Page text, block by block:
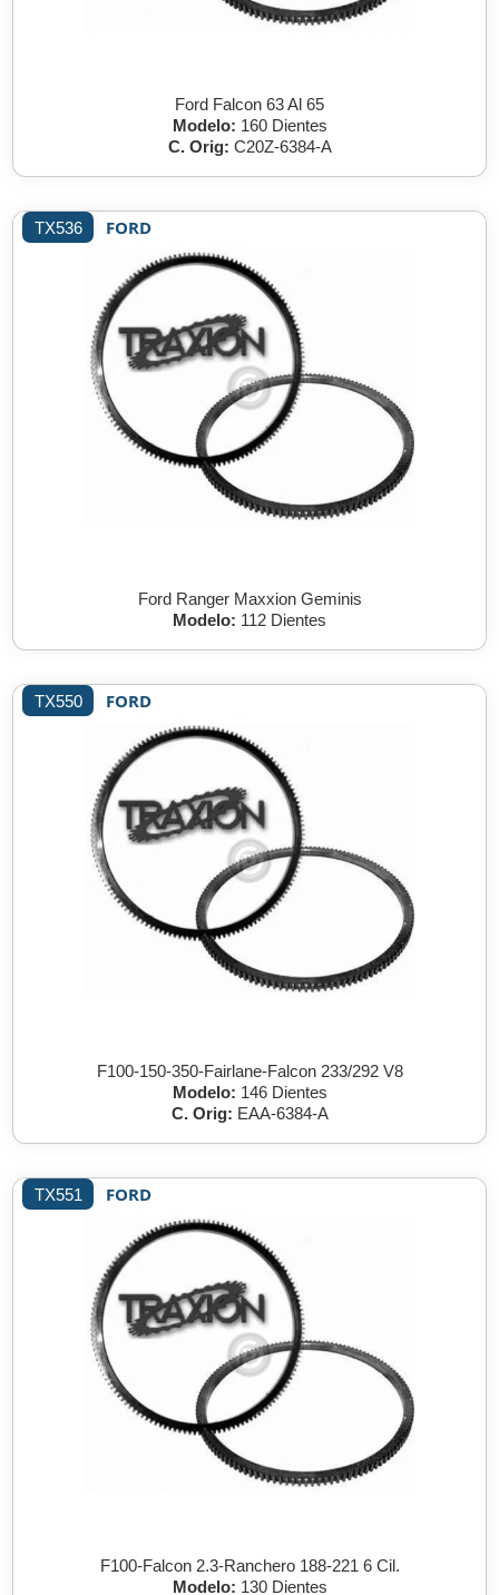
Ford Falcon 63 Al 65
Modelo: 160 Dientes
C. Orig: C20Z-6384-A
TX536 FORD
Ford Ranger Maxxion Geminis
Modelo: 112 Dientes
TX550 FORD
F100-150-350-Fairlane-Falcon 233/292 V8
Modelo: 146 Dientes
C. Orig: EAA-6384-A
TX551 FORD
F100-Falcon 2.3-Ranchero 188-221 6 Cil.
Modelo: 130 Dientes